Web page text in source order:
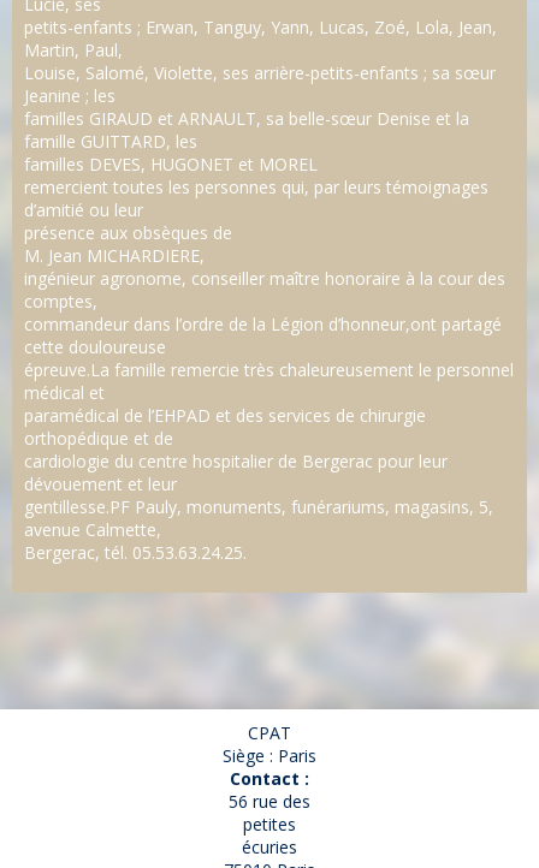
petits-enfants ; Erwan, Tanguy, Yann, Lucas, Zoé, Lola, Jean,
Martin, Paul,
Louise, Salomé, Violette, ses arrière-petits-enfants ; sa sœur
Jeanine ; les
familles GIRAUD et ARNAULT, sa belle-sœur Denise et la
famille GUITTARD, les
familles DEVES, HUGONET et MOREL
remercient toutes les personnes qui, par leurs témoignages
d’amitié ou leur
présence aux obsèques de
M. Jean MICHARDIERE,
ingénieur agronome, conseiller maître honoraire à la cour des
comptes,
commandeur dans l’ordre de la Légion d’honneur,ont partagé
cette douloureuse
épreuve.La famille remercie très chaleureusement le personnel
médical et
paramédical de l’EHPAD et des services de chirurgie
orthopédique et de
cardiologie du centre hospitalier de Bergerac pour leur
dévouement et leur
gentillesse.PF Pauly, monuments, funérariums, magasins, 5,
avenue Calmette,
Bergerac, tél. 05.53.63.24.25.
CPAT
Siège : Paris
Contact :
56 rue des
petites
écuries